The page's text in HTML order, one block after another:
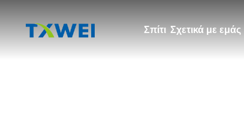
Σπίτι Σχετικά με εμάς